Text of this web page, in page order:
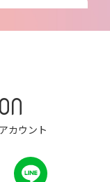
カウント